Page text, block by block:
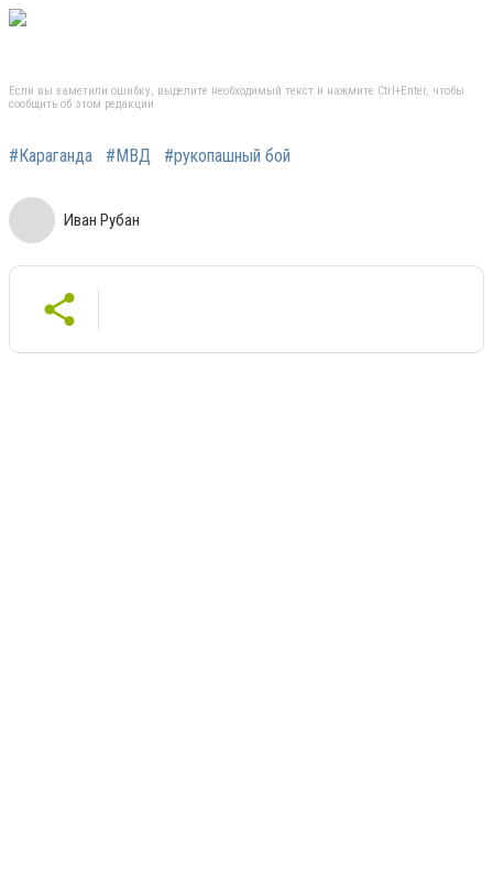
Если вы заметили ошибку, выделите необходимый текст и нажмите Ctrl+Enter, чтобы
сообщить об этом редакции
#Караганда #МВД #рукопашный бой
Иван Рубан